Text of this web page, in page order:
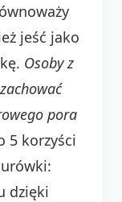
jeść jako
Osoby z
pora
5 korzyści
dzięki